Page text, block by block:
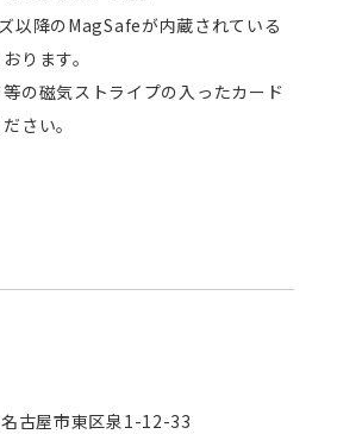
以降のMagSafeが内蔵されている
ります。
の磁気ストライプの入ったカード
さい。
古屋市東区泉1-12-33